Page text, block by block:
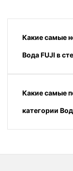
Какие самые
Вода FUJI в
Какие самые
категории